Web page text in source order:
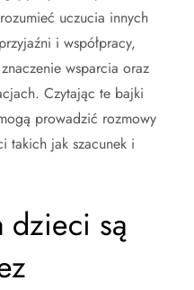
uczucia innych
i współpracy,
wsparcia oraz
Czytając te bajki
prowadzić rozmowy
takich jak szacunek i
dzieci są